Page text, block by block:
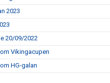
2023
20/09/2022
Vikingacupen
HG-galan